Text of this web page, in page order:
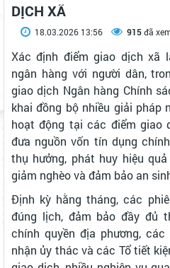
DỊCH XÃ
18.03.2026 13:56 915đã
Xác định điểm giao dịch xã
ngân hàng với người dân,
giao dịch Ngân hàng Chính
khai đồng bộ nhiều giải pháp
hoạt động tại các điểm giao
đưa nguồn vốn tín dụng
thụ hưởng, phát huy hiệu
giảm nghèo và đảm bảo an
Định kỳ hằng tháng, các
đúng lịch, đảm bảo đầy đủ
chính quyền địa phương,
nhận ủy thác và các Tổ tiết